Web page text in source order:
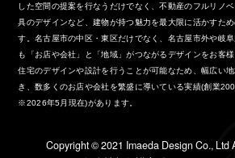
した空間の提案を行なうだけでなく、不動産のフルリノ
具のデザインなど、建物が持つ魅力を最大限に活かすた
す。名古屋市の中区・東区だけでなく、名古屋市外や岐
も「お店や会社」と「地域」がつながるデザインをお客
住宅のデザインや設計を行うことが可能なため、幅広い
き、数多くのお店や会社を繁盛に導いている実績(創業
※2026年5月現在)があります。
Copyright ©︎ 2021 Imaeda Design Co., Ltd